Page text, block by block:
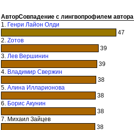
АвторСовпадение с лингвопрофилем автора
1. Генри Лайон Олди
47
2. Zотов
39
3. Лев Вершинин
39
4. Владимир Свержин
38
5. Алина Илларионова
38
6. Борис Акунин
38
7. Михаил Зайцев
38